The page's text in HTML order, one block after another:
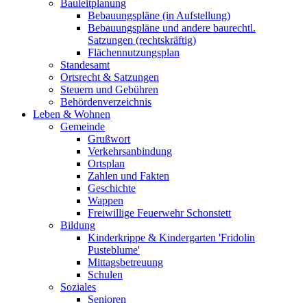
Bauleitplanung
Bebauungspläne (in Aufstellung)
Bebauungspläne und andere baurechtl.
Satzungen (rechtskräftig)
Flächennutzungsplan
Standesamt
Ortsrecht & Satzungen
Steuern und Gebühren
Behördenverzeichnis
Leben & Wohnen
Gemeinde
Grußwort
Verkehrsanbindung
Ortsplan
Zahlen und Fakten
Geschichte
Wappen
Freiwillige Feuerwehr Schonstett
Bildung
Kinderkrippe & Kindergarten 'Fridolin
Pusteblume'
Mittagsbetreuung
Schulen
Soziales
Senioren